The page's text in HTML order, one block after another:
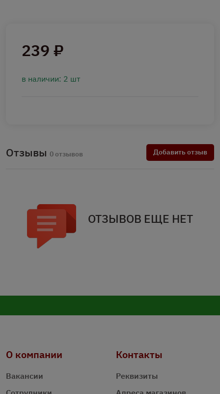
239 ₽
в наличии: 2 шт
Отзывы 0 отзывов Добавить отзыв
ОТЗЫВОВ ЕЩЕ НЕТ
О компании
Вакансии
Контакты
Реквизиты